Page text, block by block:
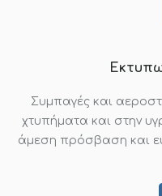
Συμπαγές και
χτυπήματα και στην
άμεση πρόσβαση και